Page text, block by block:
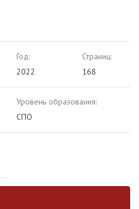
Год:
2022
Страниц:
168
Уровень образования:
СПО